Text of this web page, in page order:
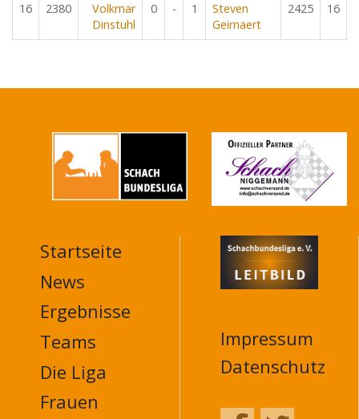
16 2380
Volkmar
Dinstuhl
0 - 1
Steven
Geirnaert
2425 16
MAIN
NAVIGATION
FOOTER
Startseite
News
Ergebnisse
Teams
Die Liga
Frauen
Impressum
Datenschutz